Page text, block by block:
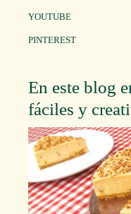
YOUTUBE
PINTEREST
En este blog
fáciles y